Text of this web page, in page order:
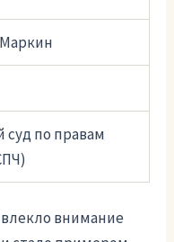
суд по правам
внимание